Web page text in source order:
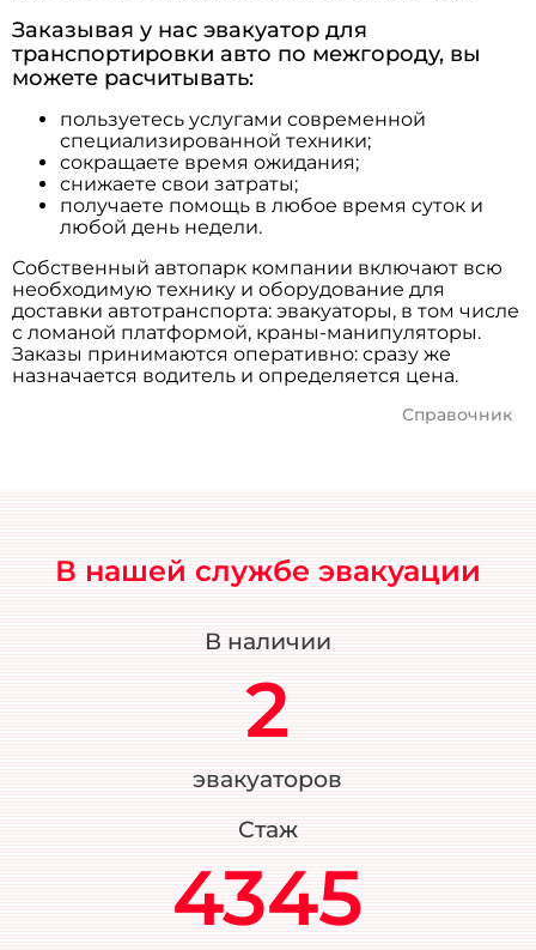
Заказывая у нас эвакуатор для
транспортировки авто по межгороду, вы
можете расчитывать:
пользуетесь услугами современной
специализированной техники;
сокращаете время ожидания;
снижаете свои затраты;
получаете помощь в любое время суток и
любой день недели.
Собственный автопарк компании включают всю
необходимую технику и оборудование для
доставки автотранспорта: эвакуаторы, в том числе
с ломаной платформой, краны-манипуляторы.
Заказы принимаются оперативно: сразу же
назначается водитель и определяется цена.
Справочник
В нашей службе эвакуации
В наличии
2
эвакуаторов
Стаж
4345